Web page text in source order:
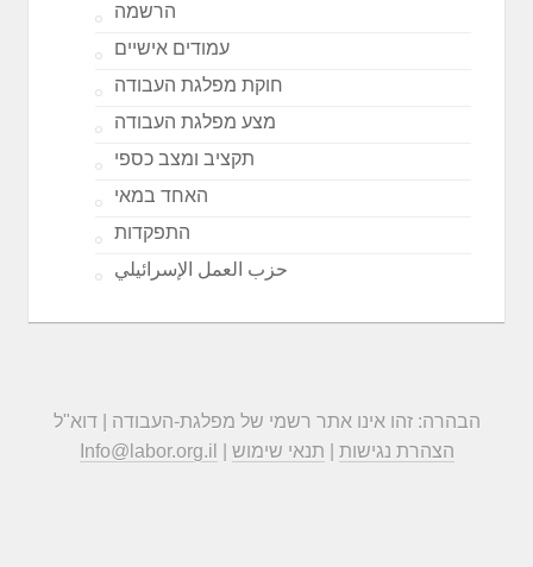
הרשמה
עמודים אישיים
חוקת מפלגת העבודה
מצע מפלגת העבודה
תקציב ומצב כספי
האחד במאי
התפקדות
حزب العمل الإسرائيلي
הבהרה: זהו אינו אתר רשמי של מפלגת-העבודה | דוא"ל
Info@labor.org.il
הצהרת נגישות תנאי שימוש